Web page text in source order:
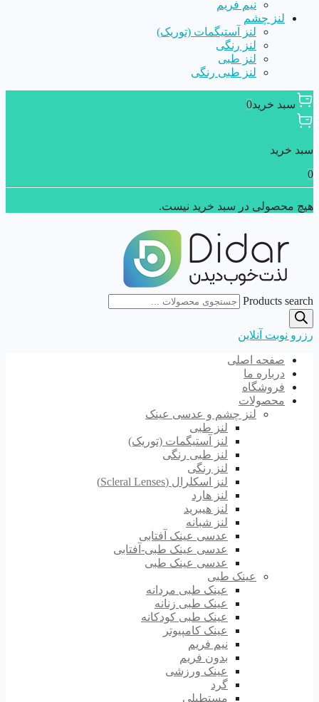
نیم فریم
لنز چشم
لنز آستیگمات (توریک)
لنز رنگی
لنز طبی
لنز طبی رنگی
سبد خرید0
سبد خرید
0
هیچ محصولی در سبد خرید نیست.
Products search
رزرو نوبت آنلاین
صفحه اصلی
درباره ما
فروشگاه
محصولات
لنز چشم و عدسی عینک
لنز طبی
لنز آستیگمات (توریک)
لنز طبی رنگی
لنز رنگی
لنز اسکلرال (Scleral Lenses)
لنز هارد
لنز هیبرید
لنز شبانه
عدسی عینک آفتابی
عدسی عینک طبی-آفتابی
عدسی عینک طبی
عینک طبی
عینک طبی مردانه
عینک طبی زنانه
عینک طبی کودکانه
عینک کامپیوتر
نیم فریم
بدون فریم
عینک ورزشی
گرد
مستطیلی